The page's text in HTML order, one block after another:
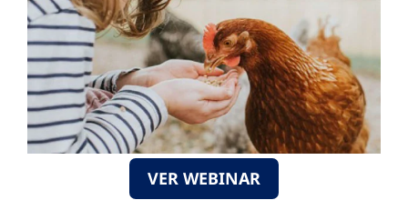
VER WEBINAR